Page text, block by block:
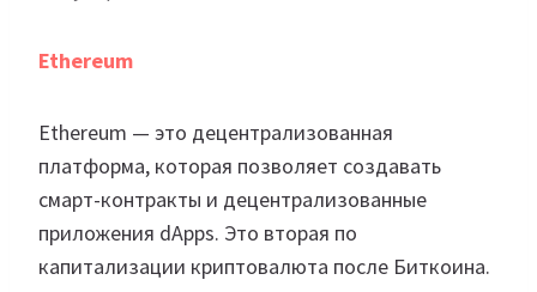
Ethereum
Ethereum — это децентрализованная
платформа, которая позволяет создавать
смарт-контракты и децентрализованные
приложения dApps. Это вторая по
капитализации криптовалюта после Биткоина.